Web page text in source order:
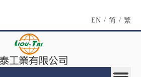
EN / 简 / 繁